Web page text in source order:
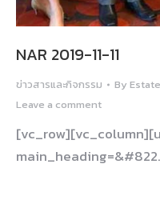
NAR 2019-11-11
ข่าวสารและกิจกรรม By
Leave a comment